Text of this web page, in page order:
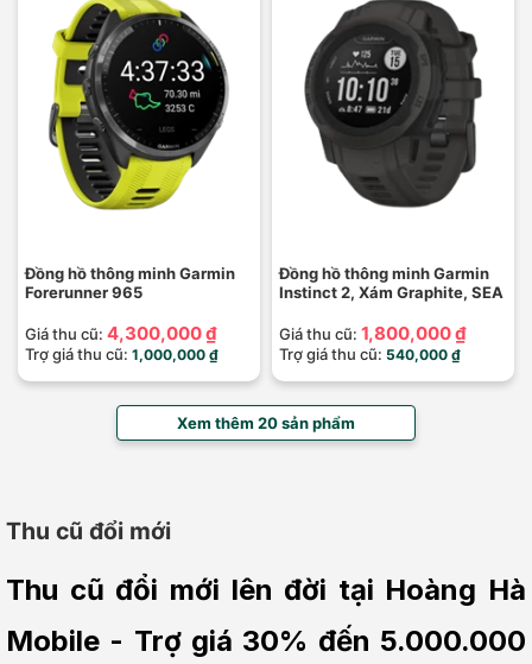
Đồng hồ thông minh Garmin
Forerunner 965
Giá thu cũ: 4,300,000 ₫
Trợ giá thu cũ: 1,000,000 ₫
Đồng hồ thông minh Garmin
Instinct 2, Xám Graphite, SEA
Giá thu cũ: 1,800,000 ₫
Trợ giá thu cũ: 540,000 ₫
Xem thêm 20 sản phẩm
Thu cũ đổi mới
Thu cũ đổi mới lên đời tại Hoàng Hà
Mobile - Trợ giá 30% đến 5.000.000